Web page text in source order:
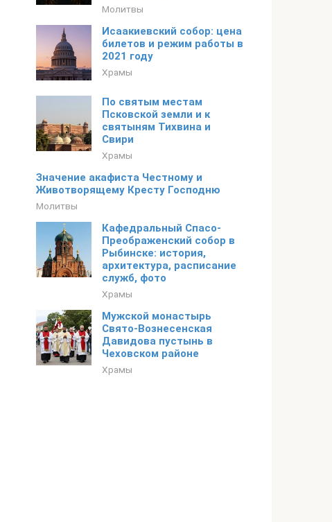
Молитвы
Исаакиевский собор: цена
билетов и режим работы в
2021 году
Храмы
По святым местам
Псковской земли и к
святыням Тихвина и
Свири
Храмы
Значение акафиста Честному и
Животворящему Кресту Господню
Молитвы
Кафедральный Спасо-
Преображенский собор в
Рыбинске: история,
архитектура, расписание
служб, фото
Храмы
Мужской монастырь
Свято-Вознесенская
Давидова пустынь в
Чеховском районе
Храмы